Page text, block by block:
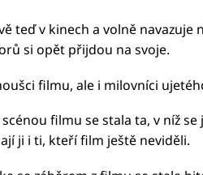
teď v kinech a volně navazuje
si opět přijdou na svoje.
filmu, ale i milovníci
filmu se stala ta, v níž
ji i ti, kteří film ještě neviděli.